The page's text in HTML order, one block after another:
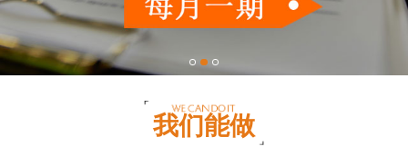
我们能做